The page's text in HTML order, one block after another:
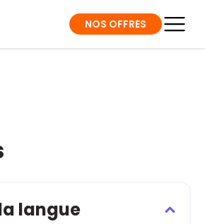
NOS OFFRES
langue